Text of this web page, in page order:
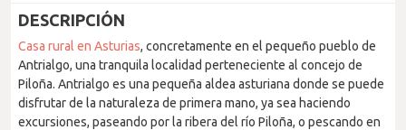
DESCRIPCIÓN
Casa rural en Asturias, concretamente en el pequeño pueblo de
Antrialgo, una tranquila localidad perteneciente al concejo de
Piloña. Antrialgo es una pequeña aldea asturiana donde se puede
disfrutar de la naturaleza de primera mano, ya sea haciendo
excursiones, paseando por la ribera del río Piloña, o pescando en